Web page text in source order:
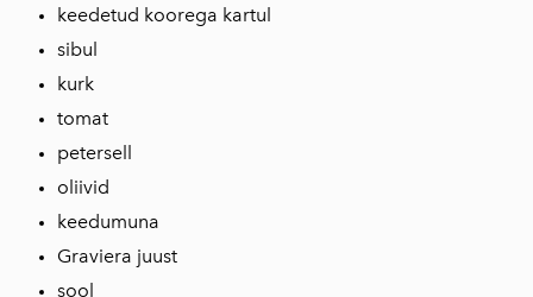
keedetud koorega kartul
sibul
kurk
tomat
petersell
oliivid
keedumuna
Graviera juust
sool